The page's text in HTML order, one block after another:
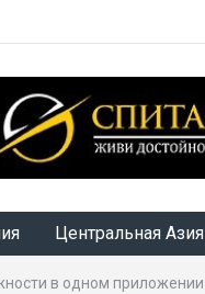
Центральная Азия
в одном приложении